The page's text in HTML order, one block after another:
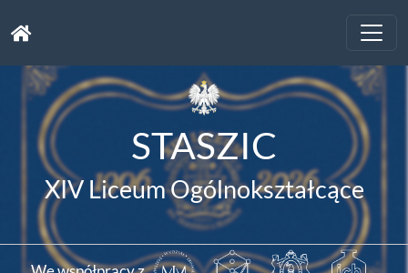
Toggle
STASZIC
XIV Liceum Ogólnokształcące